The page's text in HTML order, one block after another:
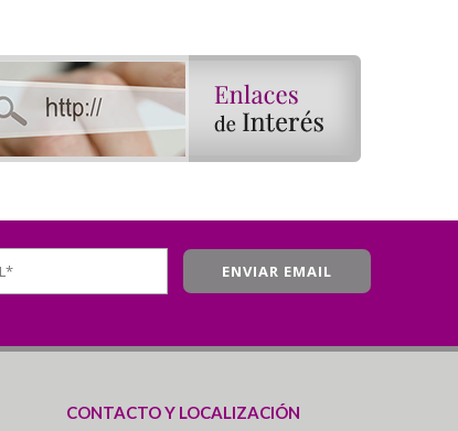
CONTACTO Y LOCALIZACIÓN